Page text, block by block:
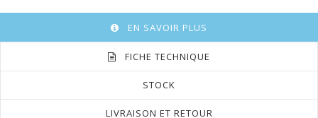
EN SAVOIR PLUS
FICHE TECHNIQUE
STOCK
LIVRAISON ET RETOUR